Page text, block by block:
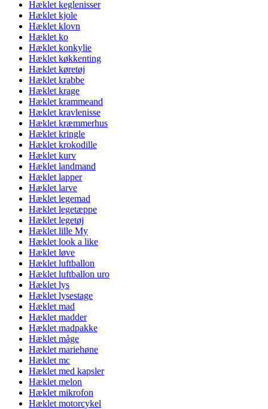
Hæklet keglenisser
Hæklet kjole
Hæklet klovn
Hæklet ko
Hæklet konkylie
Hæklet køkkenting
Hæklet køretøj
Hæklet krabbe
Hæklet krage
Hæklet krammeand
Hæklet kravlenisse
Hæklet kræmmerhus
Hæklet kringle
Hæklet krokodille
Hæklet kurv
Hæklet landmand
Hæklet lapper
Hæklet larve
Hæklet legemad
Hæklet legetæppe
Hæklet legetøj
Hæklet lille My
Hæklet look a like
Hæklet løve
Hæklet luftballon
Hæklet luftballon uro
Hæklet lys
Hæklet lysestage
Hæklet mad
Hæklet madder
Hæklet madpakke
Hæklet måge
Hæklet mariehøne
Hæklet mc
Hæklet med kapsler
Hæklet melon
Hæklet mikrofon
Hæklet motorcykel